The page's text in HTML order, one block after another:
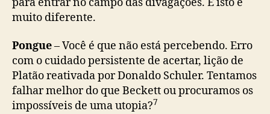
muito diferente.
Pongue– Você é que não está percebendo. Erro
com o cuidado persistente de acertar, lição de
Platão reativada por Donaldo Schuler. Tentamos
falhar melhor do que Beckett ou procuramos os
impossíveis de uma utopia?7